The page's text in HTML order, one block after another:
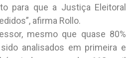
para que a Justiça Eleitoral
afirma Rollo.
mesmo que quase 80%
analisados em primeira e